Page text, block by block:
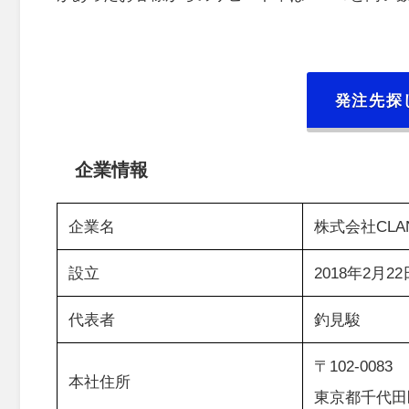
発注先探
企業情報
企業名 株式会社
設立 2018年2月22
代表者 釣見駿
本社住所
〒102-0083
東京都千代